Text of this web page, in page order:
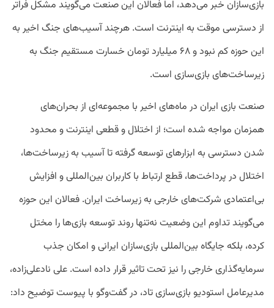
بازی‌سازان خبر می‌دهد، اما فعالان این صنعت می‌گویند مشکل فراتر
از دسترسی موقت به اینترنت است. هرچند آسیب‌های جنگ اخیر به
این حوزه کم نبود و ۶۸ میلیارد تومان خسارت مستقیم جنگ به
زیرساخت‌های بازی‌سازی است.
صنعت بازی ایران در ماه‌های اخیر با مجموعه‌ای از بحران‌های
همزمان مواجه شده است؛ از اختلال و قطعی اینترنت و محدود
شدن دسترسی به ابزارهای توسعه گرفته تا آسیب به زیرساخت‌ها،
اختلال در پرداخت‌ها، قطع ارتباط با کاربران بین‌المللی و افزایش
بی‌اعتمادی شرکت‌های خارجی به زیرساخت ایران. فعالان این حوزه
می‌گویند تداوم این وضعیت نه‌تنها روند توسعه بازی‌ها را مختل
کرده، بلکه جایگاه بین‌المللی بازی‌سازان ایرانی و امکان جذب
سرمایه‌گذاری خارجی را نیز تحت تاثیر قرار داده است. علی نادعلی‌زاده،
مدیرعامل استودیو بازی‌سازی تاد، در گفت‌وگو با پیوست توضیح داد: